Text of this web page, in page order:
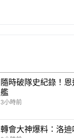
隨時破隊史紀錄！
艦
3小時前
轉會大神爆料：洛迪